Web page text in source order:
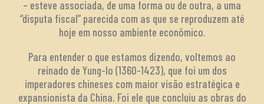
– esteve associada, de uma forma ou de outra, a uma
“disputa fiscal” parecida com as que se reproduzem até
hoje em nosso ambiente econômico.
Para entender o que estamos dizendo, voltemos ao
reinado de Yung-lo (1360-1423), que foi um dos
imperadores chineses com maior visão estratégica e
expansionista da China. Foi ele que concluiu as obras do